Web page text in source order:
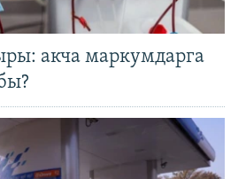
акча маркумдарга